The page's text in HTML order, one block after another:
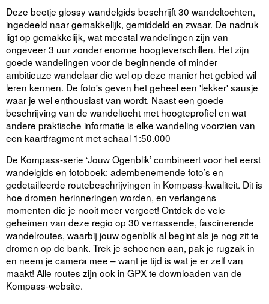
Deze beetje glossy wandelgids beschrijft 30 wandeltochten,
ingedeeld naar gemakkelijk, gemiddeld en zwaar. De nadruk
ligt op gemakkelijk, wat meestal wandelingen zijn van
ongeveer 3 uur zonder enorme hoogteverschillen. Het zijn
goede wandelingen voor de beginnende of minder
ambitieuze wandelaar die wel op deze manier het gebied wil
leren kennen. De foto's geven het geheel een 'lekker' sausje
waar je wel enthousiast van wordt. Naast een goede
beschrijving van de wandeltocht met hoogteprofiel en wat
andere praktische informatie is elke wandeling voorzien van
een kaartfragment met schaal 1:50.000
De Kompass-serie ‘Jouw Ogenblik’ combineert voor het eerst
wandelgids en fotoboek: adembenemende foto’s en
gedetailleerde routebeschrijvingen in Kompass-kwaliteit. Dit is
hoe dromen herinneringen worden, en verlangens
momenten die je nooit meer vergeet! Ontdek de vele
geheimen van deze regio op 30 verrassende, fascinerende
wandelroutes, waarbij jouw ogenblik al begint als je nog zit te
dromen op de bank. Trek je schoenen aan, pak je rugzak in
en neem je camera mee – want je tijd is wat je er zelf van
maakt! Alle routes zijn ook in GPX te downloaden van de
Kompass-website.